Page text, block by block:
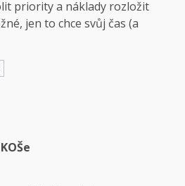
priority a náklady rozložit
jen to chce svůj čas (a